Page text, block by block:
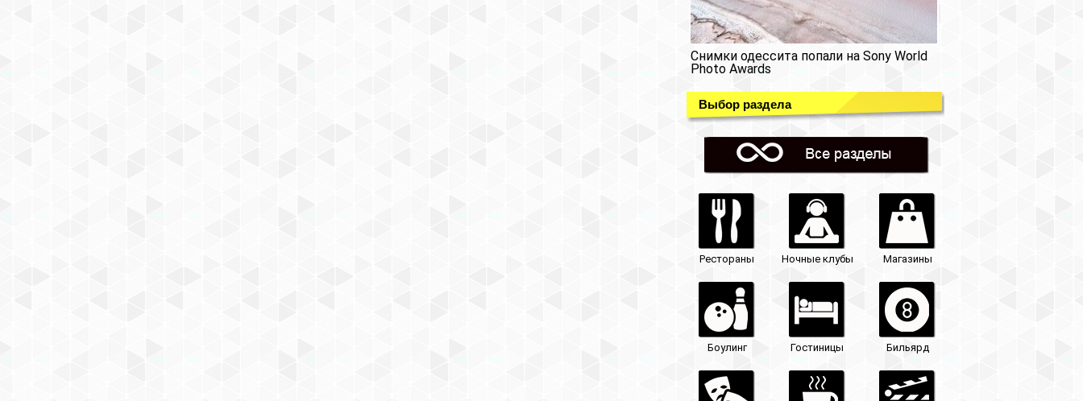
Снимки одессита попали на Sony World
Photo Awards
Выбор раздела
Рестораны Ночные клубы Магазины
Боулинг Гостиницы Бильярд